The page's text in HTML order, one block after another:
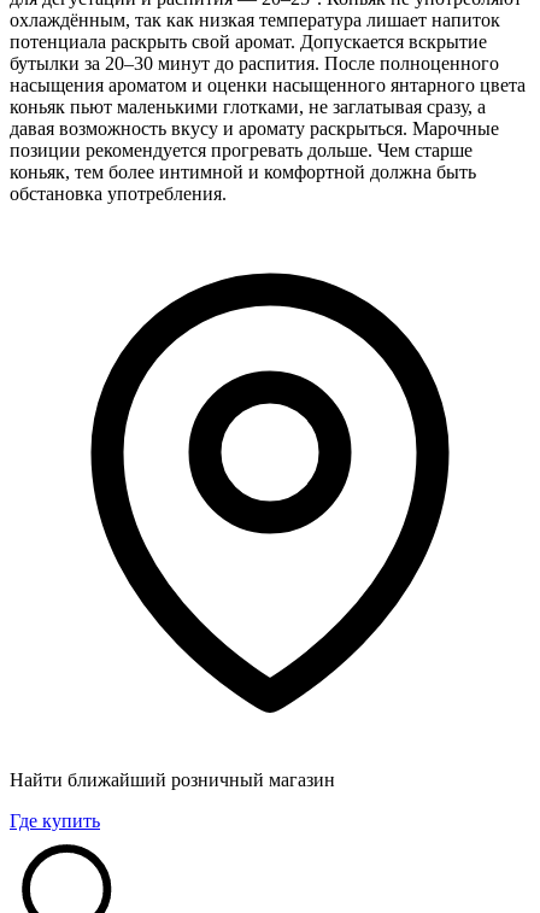
охлаждённым, так как низкая температура лишает напиток
потенциала раскрыть свой аромат. Допускается вскрытие
бутылки за 20–30 минут до распития. После полноценного
насыщения ароматом и оценки насыщенного янтарного цвета
коньяк пьют маленькими глотками, не заглатывая сразу, а
давая возможность вкусу и аромату раскрыться. Марочные
позиции рекомендуется прогревать дольше. Чем старше
коньяк, тем более интимной и комфортной должна быть
обстановка употребления.
Найти ближайший розничный магазин
Где купить